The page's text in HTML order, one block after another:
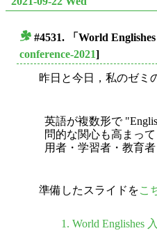
#4531. 「World
conference-2021]
昨日と今日，私のゼミ
英語が複数形で
問的な関心も高まっ
用者・学習者・教育
準備したスライドをこ
1. World Englishes